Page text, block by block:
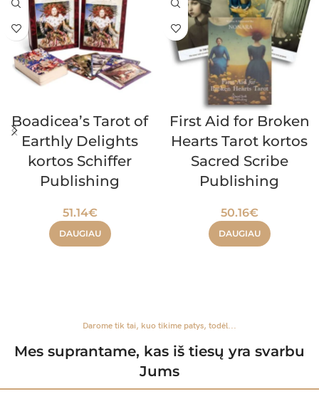
Boadicea’s Tarot of
Earthly Delights
kortos Schiffer
Publishing
51.14€
DAUGIAU
First Aid for Broken
Hearts Tarot kortos
Sacred Scribe
Publishing
50.16€
DAUGIAU
Darome tik tai, kuo tikime patys, todėl...
Mes suprantame, kas iš tiesų yra svarbu
Jums